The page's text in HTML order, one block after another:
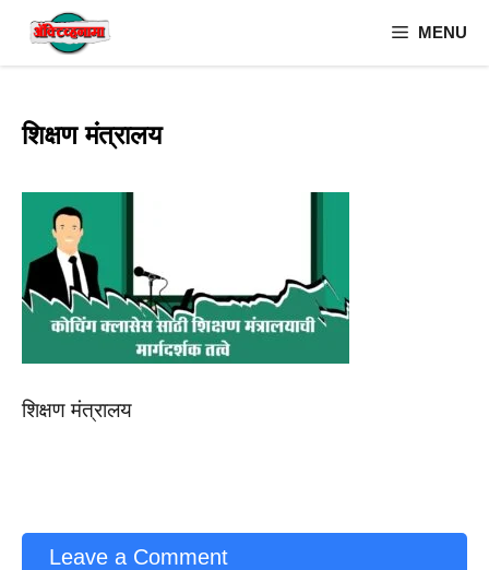
MENU
शिक्षण मंत्रालय
शिक्षण मंत्रालय
Leave a Comment